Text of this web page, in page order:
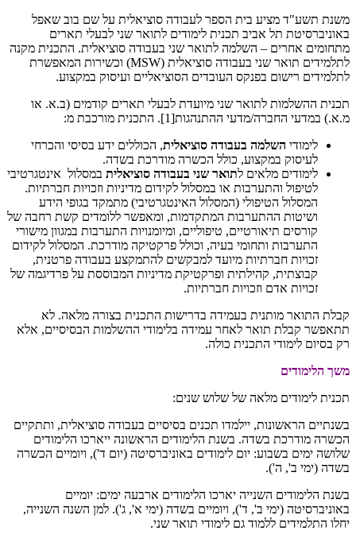
משנת תשע"ד מציע בית הספר לעבודה סוציאלית על שם בוב שאפל
באוניברסיטת תל אביב תכנית לימודים לתואר שני לבעלי תארים
מתחומים אחרים – השלמה לתואר שני בעבודה סוציאלית. התכנית מקנה
לתלמידים תואר שני בעבודה סוציאלית (MSW) וכשירות המאפשרת
לתלמידים רישום בפנקס העובדים הסוציאליים ועיסוק במקצוע.
תכנית ההשלמות לתואר שני מיועדת לבעלי תארים קודמים (ב.א. או
מ.א.) במדעי החברה/מדעי ההתנהגות[1]. התכנית מורכבת מ:
לימודי השלמה בעבודה סוציאלית, הכוללים ידע בסיסי והכרחי
לעיסוק במקצוע, כולל הכשרה מודרכת בשדה.
לימודים מלאים לתואר שני בעבודה סוציאלית במסלול אינטגרטיבי
לטיפול והתערבות או במסלול לקידום מדיניות וזכויות חברתיות.
המסלול הטיפולי (המסלול האינטגרטיבי) מתמקד בגופי הידע
ושיטות ההתערבות המתקדמות, ומאפשר ללומדים קשת רחבה של
קורסים תיאורטיים, טיפוליים, ומיומנויות התערבות במגוון מישורי
התערבות ותחומי בעיה, וכולל פרקטיקה מודרכת. המסלול לקידום
זכויות חברתיות מיועד למבקשים להתמקצע בעבודה פרטנית,
קבוצתית, קהילתית ופרקטיקת מדיניות המבוססת על פרדיגמה של
זכויות אדם וזכויות חברתיות.
קבלת התואר מותנית בעמידה בדרישות התכנית בצורה מלאה. לא
תתאפשר קבלת תואר לאחר עמידה בלימודי ההשלמות הבסיסיים, אלא
רק בסיום לימודי התכנית כולה.
משך הלימודים
תכנית לימודים מלאה של שלוש שנים:
בשנתיים הראשונות, יילמדו תכנים בסיסיים בעבודה סוציאלית, ותתקיים
הכשרה מודרכת בשדה. בשנת הלימודים הראשונה ייארכו הלימודים
שלושה ימים בשבוע: יום לימודים באוניברסיטה (יום ד'), ויומיים הכשרה
בשדה (ימי ב', ה').
בשנת הלימודים השנייה יארכו הלימודים ארבעה ימים: יומיים
באוניברסיטה (ימי ב', ד'), ויומיים בשדה (ימי א', ג'). למן השנה השנייה,
יחלו התלמידים ללמוד גם לימודי תואר שני.